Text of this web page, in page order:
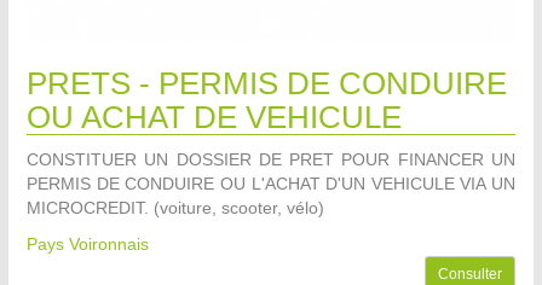
PRETS - PERMIS DE CONDUIRE
OU ACHAT DE VEHICULE
CONSTITUER UN DOSSIER DE PRET POUR FINANCER UN
PERMIS DE CONDUIRE OU L'ACHAT D'UN VEHICULE VIA UN
MICROCREDIT. (voiture, scooter, vélo)
Pays Voironnais
Consulter